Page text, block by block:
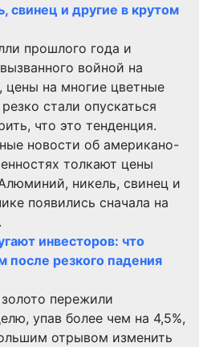
свинец и другие в крутом
прошлого года и
войной на
на многие цветные
стали опускаться
что это тенденция.
новости об американо-
толкают цены
никель, свинец и
появились сначала на
инвесторов: что
после резкого падения
пережили
упав более чем на 4,5%,
отрывом изменить